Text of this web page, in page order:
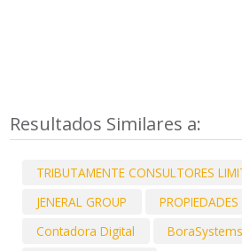
Resultados Similares a:
TRIBUTAMENTE CONSULTORES
JENERAL GROUP
Contadora Digital
BoraSystems